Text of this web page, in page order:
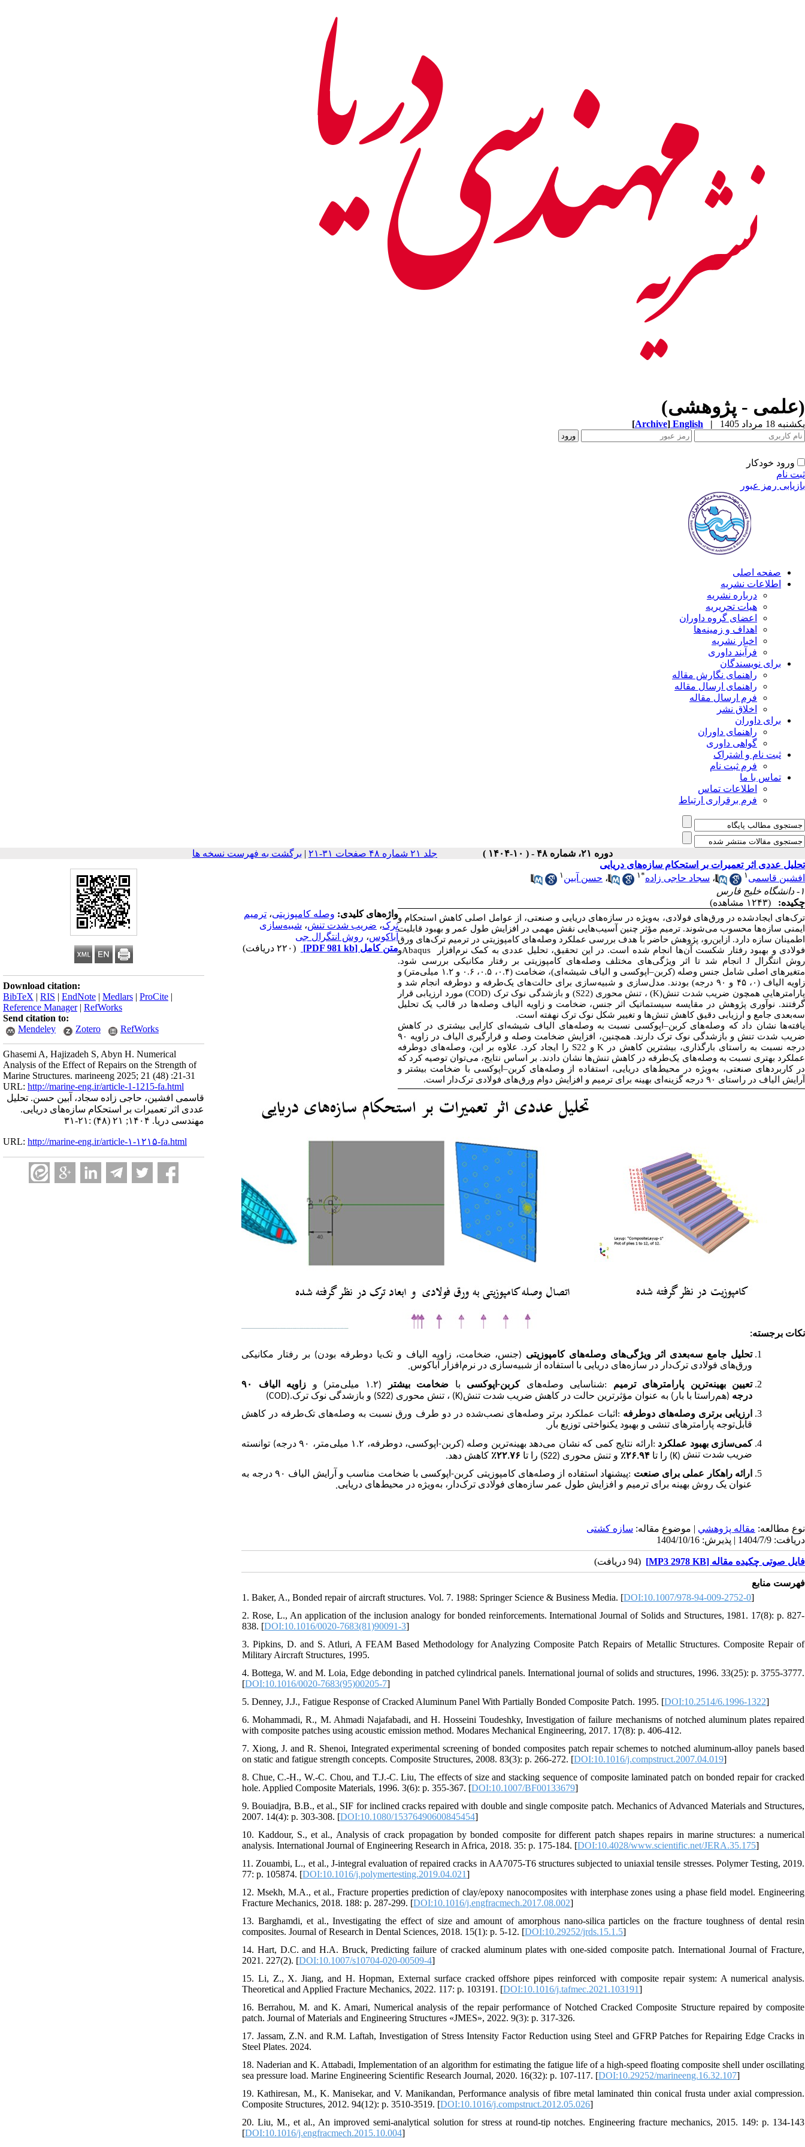
(علمی - پژوهشی)
یکشنبه 18 مرداد 1405 |
English
[Archive]
ورود خودکار
ثبت نام
بازیابی رمز عبور
صفحه اصلی
اطلاعات نشریه
درباره نشریه
هیات تحریریه
اعضای گروه داوران
اهداف و زمینه‌ها
اخبار نشریه
فرآیند داوری
برای نویسندگان
راهنمای نگارش مقاله
راهنمای ارسال مقاله
فرم ارسال مقاله
اخلاق نشر
برای داوران
راهنمای داوران
گواهی داوری
ثبت نام و اشتراک
فرم ثبت نام
تماس با ما
اطلاعات تماس
فرم برقراری ارتباط
دوره ۲۱، شماره ۴۸ - ( ۱۰-۱۴۰۴ ) جلد ۲۱ شماره ۴۸ صفحات ۳۱-۲۱ | برگشت به فهرست نسخه ها
Download citation:
BibTeX | RIS | EndNote | Medlars | ProCite |
Reference Manager| RefWorks
Send citation to:
Mendeley
Zotero RefWorks
Ghasemi A, Hajizadeh S, Abyn H. Numerical
Analysis of the Effect of Repairs on the Strength of
Marine Structures. marineeng 2025; 21 (48) :21-31
URL: http://marine-eng.ir/article-1-1215-fa.html
قاسمی افشین، حاجی زاده سجاد، آبین حسن. تحلیل
عددی اثر تعمیرات بر استحکام سازه‌های دریایی.
مهندسی دریا. ۱۴۰۴; ۲۱ (۴۸) :۲۱-۳۱
URL: http://marine-eng.ir/article-۱-۱۲۱۵-fa.html
تحلیل عددی اثر تعمیرات بر استحکام سازه‌های دریایی
افشین قاسمی ۱ ، سجاد حاجی زاده*۱ ، حسن آبین ۱
۱- دانشگاه خلیج فارس
چکیده:
(۱۲۴۳ مشاهده)
ترک‌های ایجادشده در ورق‌های فولادی، به‌ویژه در سازه‌های دریایی و صنعتی، از عوامل اصلی کاهش استحکام و
ایمنی سازه‌ها محسوب می‌شوند. ترمیم مؤثر چنین آسیب‌هایی نقش مهمی در افزایش طول عمر و بهبود قابلیت
اطمینان سازه دارد. ازاین‌رو، پژوهش حاضر با هدف بررسی عملکرد وصله‌های کامپوزیتی در ترمیم ترک‌های ورق
فولادی و بهبود رفتار شکست آن‌ها انجام شده است. در این تحقیق، تحلیل عددی به کمک نرم‌افزار Abaqusو
روش انتگرال J
انجام شد تا اثر ویژگی‌های مختلف وصله‌های کامپوزیتی بر رفتار مکانیکی بررسی شود.
متغیرهای اصلی شامل جنس وصله (کربن– اپوکسی و الیاف شیشه‌ای)، ضخامت (۰.۴ ، ۰.۵ ، ۰.۶ و۱.۲ میلی‌متر) و
زاویه الیاف (۰ ،۴۵ و ۹۰درجه) بودند. مدل‌سازی و شبیه‌سازی برای حالت‌های یک‌طرفه و دوطرفه انجام شد و
پارامترهایی همچون ضریب شدت تنش(K) ، تنش محوری (S22) و بازشدگی نوک ترک (COD) مورد ارزیابی قرار
گرفتند. نوآوری پژوهش در مقایسه سیستماتیک اثر جنس، ضخامت و زاویه الیاف وصله‌ها در قالب یک تحلیل
سه‌بعدی جامع و ارزیابی دقیق کاهش تنش‌ها و تغییر شکل نوک ترک نهفته است.
یافته‌ها نشان داد که وصله‌های کربن– اپوکسی نسبت به وصله‌های الیاف شیشه‌ای کارایی بیشتری در کاهش
ضریب شدت تنش و بازشدگی نوک ترک دارند. همچنین، افزایش ضخامت وصله و قرارگیری الیاف در زاویه ۹۰
درجه نسبت به راستای بارگذاری، بیشترین کاهش در
K و S22را ایجاد کرد. علاوه بر این، وصله‌های دوطرفه
عملکرد بهتری نسبت به وصله‌های یک‌طرفه در کاهش تنش‌ها نشان دادند. بر اساس نتایج، می‌توان توصیه کرد که
در کاربردهای صنعتی، به‌ویژه در محیط‌های دریایی، استفاده از وصله‌های کربن– اپوکسی با ضخامت بیشتر و
آرایش الیاف در راستای ۹۰ درجه گزینه‌ای بهینه برای ترمیم و افزایش دوام ورق‌های فولادی ترک‌دار است.
واژه‌های کلیدی: وصله کامپوزیتی، ترمیم
ترک، ضریب شدت تنش، شبیه‌سازی
آباکوس، روش انتگرال جی
متن کامل [PDF 981 kb] (۲۲۰ دریافت)
نکات برجسته:
تحلیل جامع سه‌بعدی اثر ویژگی‌های وصله‌های کامپوزیتی (جنس، ضخامت، زاویه الیاف و تک‌یا دوطرفه بودن) بر رفتار مکانیکی
ورق‌های فولادی ترک‌دار در سازه‌های دریایی با استفاده از شبیه‌سازی در نرم‌افزار آباکوس.
تعیین بهینه‌ترین پارامترهای ترمیم :شناسایی وصله‌های کربن-اپوکسی با ضخامت بیشتر (۱.۲ میلی‌متر) و زاویه الیاف
۹۰
درجه (هم‌راستا با بار) به عنوان مؤثرترین حالت در کاهش ضریب شدت تنش(K) ، تنش محوری (S22) و بازشدگی نوک ترک(COD).
ارزیابی برتری وصله‌های دوطرفه : اثبات عملکرد برتر وصله‌های نصب‌شده در دو طرف ورق نسبت به وصله‌های تک‌طرفه در کاهش
قابل‌توجه پارامترهای تنشی و بهبود یکنواختی توزیع بار .
کمی‌سازی بهبود عملکرد : ارائه نتایج کمی که نشان می‌دهد بهینه‌ترین وصله (کربن-اپوکسی، دوطرفه، ۱.۲ میلی‌متر، ۹۰درجه) توانسته
ضریب شدت تنش (K) را تا ۲۶.۹۴٪ و تنش محوری (S22) را تا ۲۲.۷۶٪ کاهش دهد.
ارائه راهکار عملی برای صنعت :پیشنهاد استفاده از وصله‌های کامپوزیتی کربن-اپوکسی با ضخامت مناسب و آرایش الیاف ۹۰ درجه به
عنوان یک روش بهینه برای ترمیم و افزایش طول عمر سازه‌های فولادی ترک‌دار، به‌ویژه در محیط‌های دریایی.
نوع مطالعه: مقاله پژوهشي | موضوع مقاله: سازه کشتی
دریافت: 1404/7/9 | پذیرش: 1404/10/16
فایل صوتی چکیده مقاله [MP3 2978 KB] (94 دریافت)
فهرست منابع
1. Baker, A., Bonded repair of aircraft structures. Vol. 7. 1988: Springer Science & Business Media. [DOI:10.1007/978-94-009-2752-0]
2. Rose, L., An application of the inclusion analogy for bonded reinforcements. International Journal of Solids and Structures, 1981. 17(8): p. 827-
838. [DOI:10.1016/0020-7683(81)90091-3]
3. Pipkins, D. and S. Atluri, A FEAM Based Methodology for Analyzing Composite Patch Repairs of Metallic Structures. Composite Repair of
Military Aircraft Structures, 1995.
4. Bottega, W. and M. Loia, Edge debonding in patched cylindrical panels. International journal of solids and structures, 1996. 33(25): p. 3755-3777.
[DOI:10.1016/0020-7683(95)00205-7]
5. Denney, J.J., Fatigue Response of Cracked Aluminum Panel With Partially Bonded Composite Patch. 1995. [DOI:10.2514/6.1996-1322]
6. Mohammadi, R., M. Ahmadi Najafabadi, and H. Hosseini Toudeshky, Investigation of failure mechanisms of notched aluminum plates repaired
with composite patches using acoustic emission method. Modares Mechanical Engineering, 2017. 17(8): p. 406-412.
7. Xiong, J. and R. Shenoi, Integrated experimental screening of bonded composites patch repair schemes to notched aluminum-alloy panels based
on static and fatigue strength concepts. Composite Structures, 2008. 83(3): p. 266-272. [DOI:10.1016/j.compstruct.2007.04.019]
8. Chue, C.-H., W.-C. Chou, and T.J.-C. Liu, The effects of size and stacking sequence of composite laminated patch on bonded repair for cracked
hole. Applied Composite Materials, 1996. 3(6): p. 355-367. [DOI:10.1007/BF00133679]
9. Bouiadjra, B.B., et al., SIF for inclined cracks repaired with double and single composite patch. Mechanics of Advanced Materials and Structures,
2007. 14(4): p. 303-308. [DOI:10.1080/15376490600845454]
10. Kaddour, S., et al., Analysis of crack propagation by bonded composite for different patch shapes repairs in marine structures: a numerical
analysis. International Journal of Engineering Research in Africa, 2018. 35: p. 175-184. [DOI:10.4028/www.scientific.net/JERA.35.175]
11. Zouambi, L., et al., J-integral evaluation of repaired cracks in AA7075-T6 structures subjected to uniaxial tensile stresses. Polymer Testing, 2019.
77: p. 105874. [DOI:10.1016/j.polymertesting.2019.04.021]
12. Msekh, M.A., et al., Fracture properties prediction of clay/epoxy nanocomposites with interphase zones using a phase field model. Engineering
Fracture Mechanics, 2018. 188: p. 287-299. [DOI:10.1016/j.engfracmech.2017.08.002]
13. Barghamdi, et al., Investigating the effect of size and amount of amorphous nano-silica particles on the fracture toughness of dental resin
composites. Journal of Research in Dental Sciences, 2018. 15(1): p. 5-12. [DOI:10.29252/jrds.15.1.5]
14. Hart, D.C. and H.A. Bruck, Predicting failure of cracked aluminum plates with one-sided composite patch. International Journal of Fracture,
2021. 227(2). [DOI:10.1007/s10704-020-00509-4]
15. Li, Z., X. Jiang, and H. Hopman, External surface cracked offshore pipes reinforced with composite repair system: A numerical analysis.
Theoretical and Applied Fracture Mechanics, 2022. 117: p. 103191. [DOI:10.1016/j.tafmec.2021.103191]
16. Berrahou, M. and K. Amari, Numerical analysis of the repair performance of Notched Cracked Composite Structure repaired by composite
patch. Journal of Materials and Engineering Structures «JMES», 2022. 9(3): p. 317-326.
17. Jassam, Z.N. and R.M. Laftah, Investigation of Stress Intensity Factor Reduction using Steel and GFRP Patches for Repairing Edge Cracks in
Steel Plates. 2024.
18. Naderian and K. Attabadi, Implementation of an algorithm for estimating the fatigue life of a high-speed floating composite shell under oscillating
sea pressure load. Marine Engineering Scientific Research Journal, 2020. 16(32): p. 107-117. [DOI:10.29252/marineeng.16.32.107]
19. Kathiresan, M., K. Manisekar, and V. Manikandan, Performance analysis of fibre metal laminated thin conical frusta under axial compression.
Composite Structures, 2012. 94(12): p. 3510-3519. [DOI:10.1016/j.compstruct.2012.05.026]
20. Liu, M., et al., An improved semi-analytical solution for stress at round-tip notches. Engineering fracture mechanics, 2015. 149: p. 134-143
[DOI:10.1016/j.engfracmech.2015.10.004]